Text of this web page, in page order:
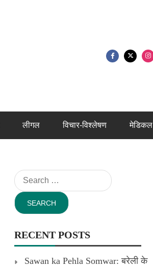
लीगल विचार-विश्लेषण मेडिकल
Search
for:
RECENT POSTS
Sawan ka Pehla Somwar: बरेली के